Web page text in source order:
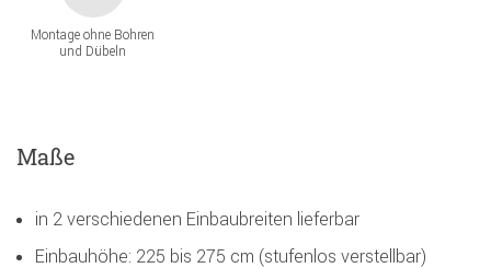
Montage ohne Bohren
und Dübeln
Maße
in 2 verschiedenen Einbaubreiten lieferbar
Einbauhöhe: 225 bis 275 cm (stufenlos verstellbar)